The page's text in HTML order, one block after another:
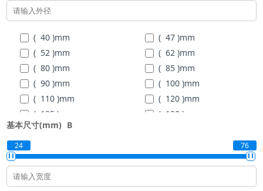
( 110 )
( 40 )mm ( 47 )mm
( 52 )mm ( 62 )mm
( 80 )mm ( 85 )mm
( 90 )mm ( 100 )mm
( 110 )mm ( 120 )mm
( 125 )
( 130 )
( 140 )mm
( 180 )mm ( 190 )mm
( 200 )
基本尺寸(mm) B
24 76